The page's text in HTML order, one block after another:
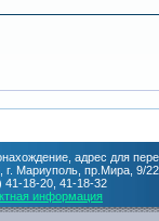
адрес для
г. Мариуполь, пр.Мира, 9/22
41-18-20, 41-18-32
информация